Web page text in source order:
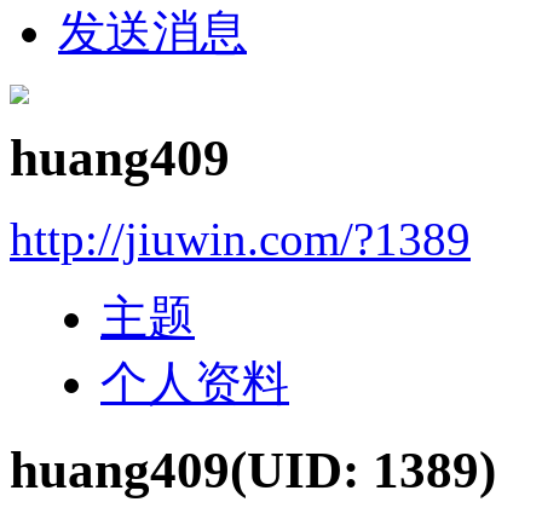
发送消息
huang409
http://jiuwin.com/?1389
主题
个人资料
huang409(UID: 1389)